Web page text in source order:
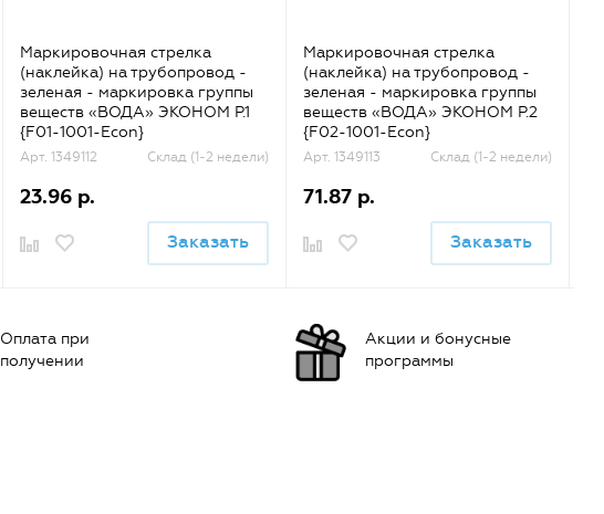
Маркировочная стрелка
(наклейка) на трубопровод -
зеленая - маркировка группы
веществ «ВОДА» ЭКОНОМ Р.1
{F01-1001-Econ}
Арт. 1349112 Склад (1-2 недели)
23.96 р.
Заказать
Маркировочная стрелка
(наклейка) на трубопровод -
зеленая - маркировка группы
веществ «ВОДА» ЭКОНОМ Р.2
{F02-1001-Econ}
Арт. 1349113 Склад (1-2 недели)
71.87 р.
Заказать
Оплата при
получении
Акции и бонусные
программы